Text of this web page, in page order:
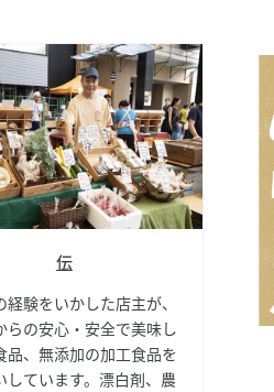
伝
経験をいかした店主が、
らの安心・安全で美味し
品、無添加の加工食品を
しています。漂白剤、農